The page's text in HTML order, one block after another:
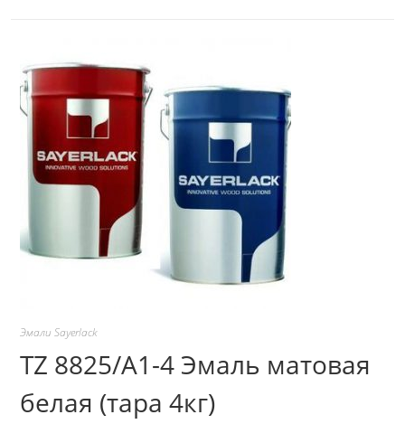
Эмали Sayerlack
TZ 8825/A1-4 Эмаль матовая
белая (тара 4кг)